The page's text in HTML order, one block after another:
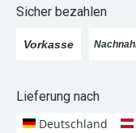
Sicher bezahlen
Lieferung nach
Deutschland